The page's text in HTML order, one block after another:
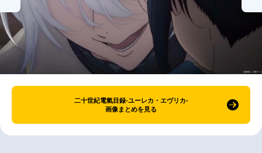
二十世紀電氣目録-ユーレカ・エヴリカ-
画像まとめを見る